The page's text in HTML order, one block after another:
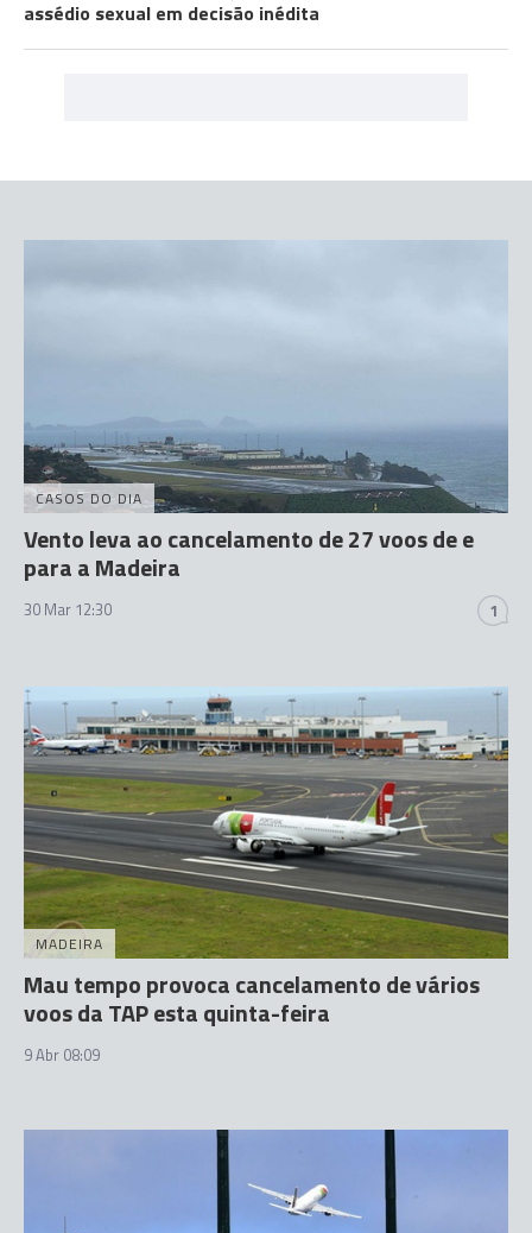
assédio sexual em decisão inédita
CASOS DO DIA
Vento leva ao cancelamento de 27 voos de e
para a Madeira
30 Mar 12:30 1
MADEIRA
Mau tempo provoca cancelamento de vários
voos da TAP esta quinta-feira
9 Abr 08:09